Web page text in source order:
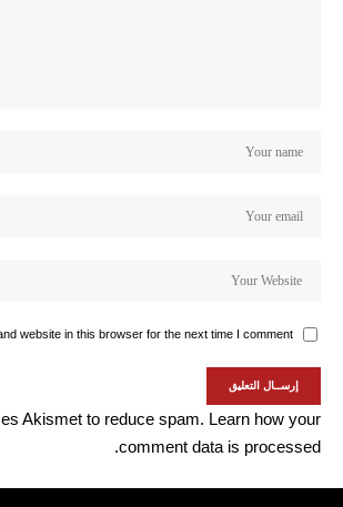
website in this browser for the next time I comment.
Akismet to reduce spam. Learn how your
comment data is processed.